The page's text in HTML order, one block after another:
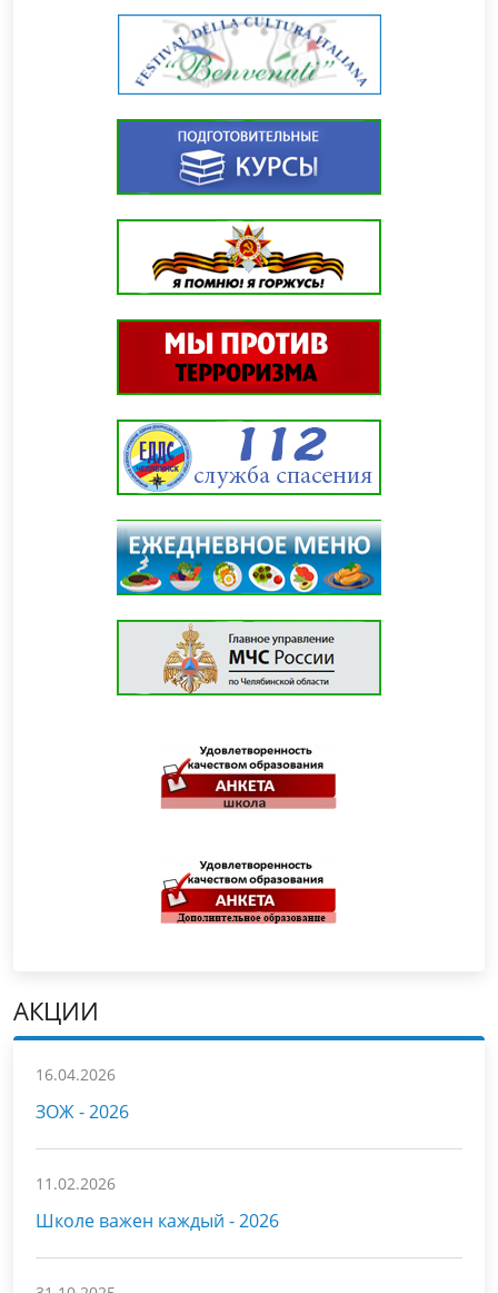
АКЦИИ
16.04.2026
ЗОЖ - 2026
11.02.2026
Школе важен каждый - 2026